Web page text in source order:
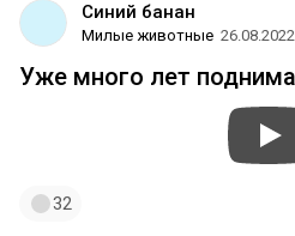
Синий банан
Милые животные 26.08.2022
Уже много лет
32